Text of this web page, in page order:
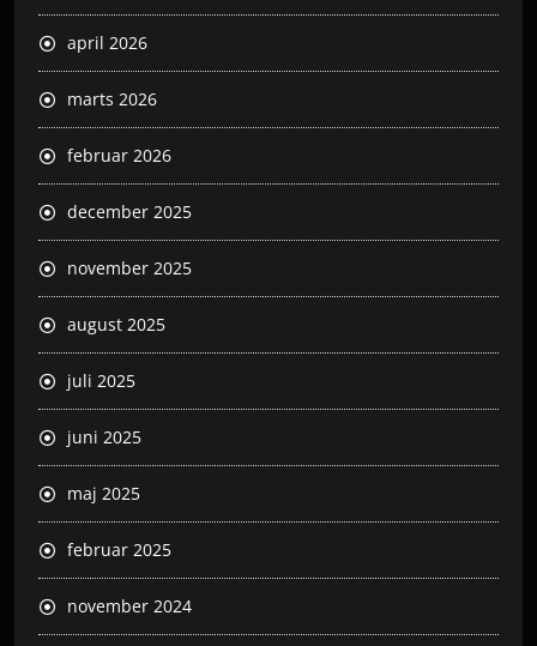
april 2026
marts 2026
februar 2026
december 2025
november 2025
august 2025
juli 2025
juni 2025
maj 2025
februar 2025
november 2024